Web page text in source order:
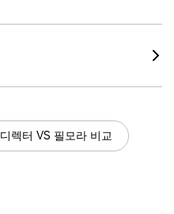
렉터 VS 필모라 비교